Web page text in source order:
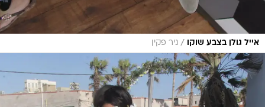
אייל גולן בצבע שוקו / ניר פקין